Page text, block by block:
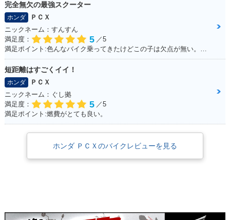
2010年 PCX・新登
場
完全無欠の最強スクーター
ホンダ
ＰＣＸ
ニックネーム：すんすん
満足度：
5 ／5
満足ポイント:色んなバイク乗ってきたけどこの子は欠点が無い。ほんとに不満が出ない完成度の高いバイク！
短距離はすごくイイ！
ホンダ
ＰＣＸ
ニックネーム：ぐし拠
満足度：
5 ／5
満足ポイント:燃費がとても良い。
ホンダ ＰＣＸのバイクレビューを見る